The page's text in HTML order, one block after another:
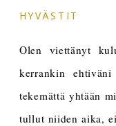
HYVÄSTIT
Olen viettänyt
kerrankin
tekemättä yhtään
tullut niiden aika,